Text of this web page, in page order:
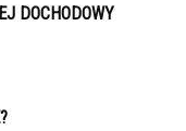
DOCHODOWY